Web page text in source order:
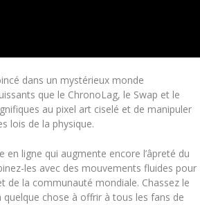
dans un mystérieux monde
que le ChronoLag, le Swap et le
au pixel art ciselé et de manipuler
lois de la physique.
ligne qui augmente encore l’âpreté du
les avec des mouvements fluides pour
de la communauté mondiale. Chassez le
quelque chose à offrir à tous les fans de